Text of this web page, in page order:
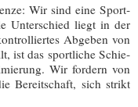
Wir sind eine Sport­
Unter­schied liegt in der
Abge­ben von
ist das sport­li­che Schie­
Wir for­dern von
Bereit­schaft, sich strikt